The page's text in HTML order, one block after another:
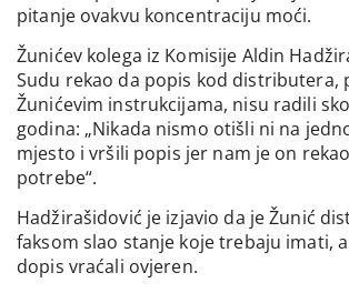
pitanje ovakvu koncentraciju moći.
Žunićev kolega iz Komisije Aldin
Sudu rekao da popis kod distributera,
Žunićevim instrukcijama, nisu radili
godina: „Nikada nismo otišli ni na
mjesto i vršili popis jer nam je on
potrebe“.
Hadžirašidović je izjavio da je Žunić
faksom slao stanje koje trebaju imati,
dopis vraćali ovjeren.